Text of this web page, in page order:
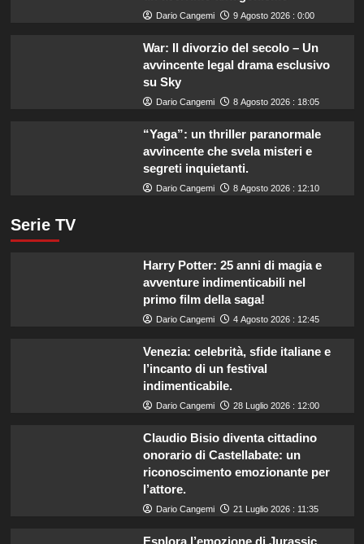
Dario Cangemi 9 Agosto 2026 : 0:00
War: Il divorzio del secolo – Un
avvincente legal drama esclusivo
su Sky
Dario Cangemi 8 Agosto 2026 : 18:05
“Yaga”: un thriller paranormale
avvincente che svela misteri e
segreti inquietanti.
Dario Cangemi 8 Agosto 2026 : 12:10
Serie TV
Harry Potter: 25 anni di magia e
avventure indimenticabili nel
primo film della saga!
Dario Cangemi 4 Agosto 2026 : 12:45
Venezia: celebrità, sfide italiane e
l’incanto di un festival
indimenticabile.
Dario Cangemi 28 Luglio 2026 : 12:00
Claudio Bisio diventa cittadino
onorario di Castellabate: un
riconoscimento emozionante per
l’attore.
Dario Cangemi 21 Luglio 2026 : 11:35
Esplora l’emozione di Jurassic